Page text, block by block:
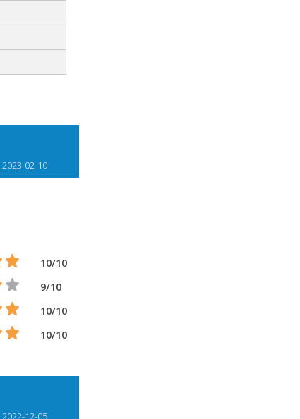
02-10
10/10
9/10
10/10
10/10
12-05